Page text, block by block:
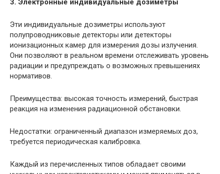
3. Электронные индивидуальные дозиметры
Эти индивидуальные дозиметры используют
полупроводниковые детекторы или детекторы
ионизационных камер для измерения дозы излучения.
Они позволяют в реальном времени отслеживать уровень
радиации и предупреждать о возможных превышениях
нормативов.
Преимущества: высокая точность измерений, быстрая
реакция на изменения радиационной обстановки.
Недостатки: ограниченный диапазон измеряемых доз,
требуется периодическая калибровка.
Каждый из перечисленных типов обладает своими